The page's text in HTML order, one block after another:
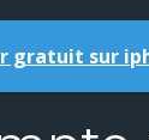
gratuit sur